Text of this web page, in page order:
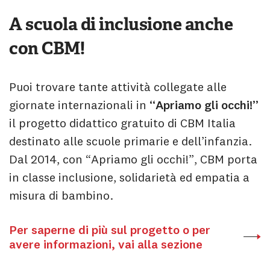
A scuola di inclusione anche
con CBM!
Puoi trovare tante attività collegate alle
giornate internazionali in “Apriamo gli occhi!”
il progetto didattico gratuito di CBM Italia
destinato alle scuole primarie e dell’infanzia.
Dal 2014, con “Apriamo gli occhi!”, CBM porta
in classe inclusione, solidarietà ed empatia a
misura di bambino.
Per saperne di più sul progetto o per
avere informazioni, vai alla sezione